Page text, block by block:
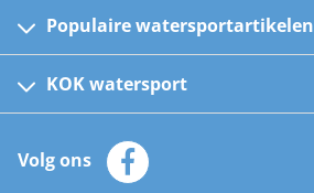
Populaire watersportartikelen
Kinder reddingsvesten
Automatische reddingsvesten
Zeilkleding
Zonnepanelen
KOK watersport
Klantenservice
Merken
Volg ons